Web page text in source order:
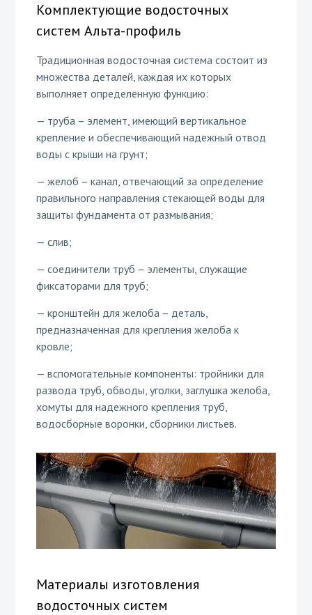
Комплектующие водосточных
систем Альта-профиль
Традиционная водосточная система состоит из
множества деталей, каждая их которых
выполняет определенную функцию:
— труба – элемент, имеющий вертикальное
крепление и обеспечивающий надежный отвод
воды с крыши на грунт;
— желоб – канал, отвечающий за определение
правильного направления стекающей воды для
защиты фундамента от размывания;
— слив;
— соединители труб – элементы, служащие
фиксаторами для труб;
— кронштейн для желоба – деталь,
предназначенная для крепления желоба к
кровле;
— вспомогательные компоненты: тройники для
развода труб, обводы, уголки, заглушка желоба,
хомуты для надежного крепления труб,
водосборные воронки, сборники листьев.
Материалы изготовления
водосточных систем